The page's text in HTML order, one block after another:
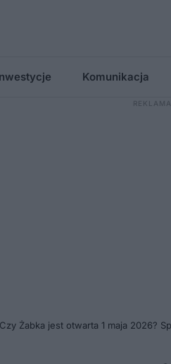
Komunikacja
Czy Żabka jest otwarta 1 maja 2026?